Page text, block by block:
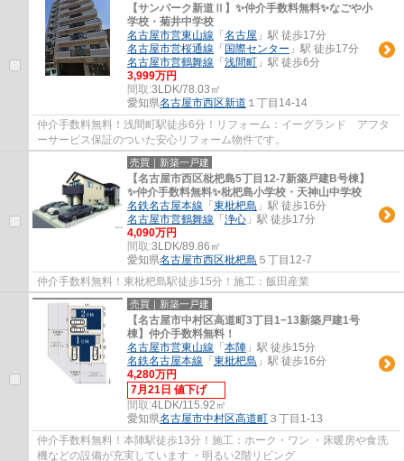
【サンパーク新道Ⅱ】✨️仲介手数料無料✨️なごや小
学校・菊井中学校
名古屋市営東山線 「 名古屋 」駅 徒歩17分
名古屋市営桜通線 「 国際センター 」駅 徒歩17分
名古屋市営鶴舞線 「 浅間町 」駅 徒歩6分
3,999万円
間取:3LDK/78.03㎡
愛知県名古屋市西区新道 １丁目14-14
仲介手数料無料！浅間町駅徒歩6分！リフォーム：イーグランド アフタ
ーサービス保証のついた安心リフォーム物件です。
売買｜新築一戸建
【名古屋市西区枇杷島5丁目12-7新築戸建B号棟】
✨️仲介手数料無料✨️枇杷島小学校・天神山中学校
名鉄名古屋本線 「 東枇杷島 」駅 徒歩16分
名古屋市営鶴舞線 「 浄心 」駅 徒歩17分
4,090万円
間取:3LDK/89.86㎡
愛知県名古屋市西区枇杷島 ５丁目12-7
仲介手数料無料！東枇杷島駅徒歩15分！施工：飯田産業
売買｜新築一戸建
【名古屋市中村区高道町3丁目1−13新築戸建1号
棟】仲介手数料無料！
名古屋市営東山線 「 本陣 」駅 徒歩15分
名鉄名古屋本線 「 東枇杷島 」駅 徒歩16分
4,280万円
7月21日 値下げ
間取:4LDK/115.92㎡
愛知県名古屋市中村区高道町 ３丁目1-13
仲介手数料無料！本陣駅徒歩13分！施工：ホーク・ワン ・床暖房や食洗
機などの設備が充実しています ・明るい2階リビング